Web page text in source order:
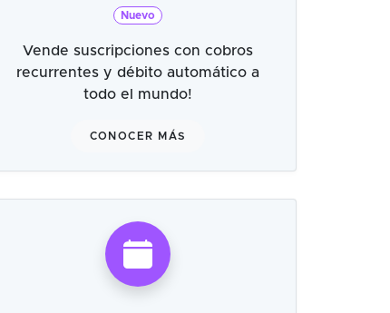
Nuevo
Vende suscripciones con cobros
recurrentes y débito automático a
todo el mundo!
CONOCER MÁS